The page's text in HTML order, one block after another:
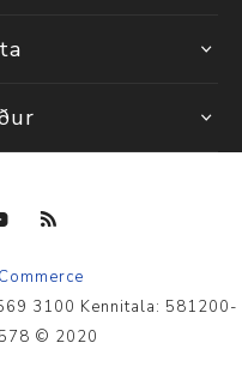
3100 Kennitala: 581200-
© 2020